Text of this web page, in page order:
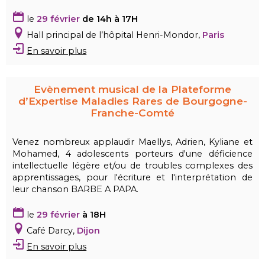
le29 février de 14h à 17H
Hall principal de l’hôpital Henri-Mondor, Paris
En savoir plus
Evènement musical de la Plateforme
d’Expertise Maladies Rares de Bourgogne-
Franche-Comté
Venez nombreux applaudir Maellys, Adrien, Kyliane et
Mohamed, 4 adolescents porteurs d'une déficience
intellectuelle légère et/ou de troubles complexes des
apprentissages, pour l'écriture et l'interprétation de
leur chanson BARBE A PAPA.
le29 février à 18H
Café Darcy, Dijon
En savoir plus